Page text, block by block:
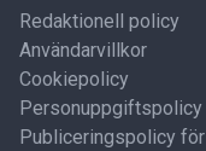
Redaktionell policy
Användarvillkor
Cookiepolicy
Personuppgiftspolicy
Publiceringspolicy